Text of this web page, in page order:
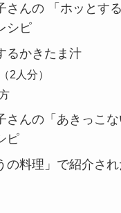
さんの 「ホッとす
シピ
るかきたま汁
2人分）
さんの「あきっこ
ピ
の料理」で紹介さ